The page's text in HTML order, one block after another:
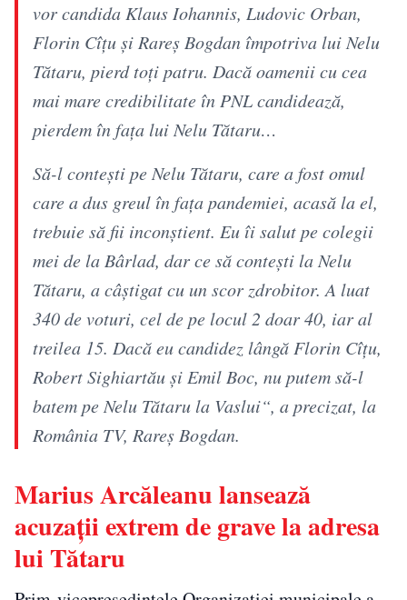
vor candida Klaus Iohannis, Ludovic Orban,
Florin Cîțu și Rareș Bogdan împotriva lui Nelu
Tătaru, pierd toți patru. Dacă oamenii cu cea
mai mare credibilitate în PNL candidează,
pierdem în fața lui Nelu Tătaru…
Să-l contești pe Nelu Tătaru, care a fost omul
care a dus greul în fața pandemiei, acasă la el,
trebuie să fii inconștient. Eu îi salut pe colegii
mei de la Bârlad, dar ce să contești la Nelu
Tătaru, a câștigat cu un scor zdrobitor. A luat
340 de voturi, cel de pe locul 2 doar 40, iar al
treilea 15. Dacă eu candidez lângă Florin Cîțu,
Robert Sighiartău și Emil Boc, nu putem să-l
batem pe Nelu Tătaru la Vaslui“, a precizat, la
România TV, Rareș Bogdan.
Marius Arcăleanu lansează
acuzații extrem de grave la adresa
lui Tătaru